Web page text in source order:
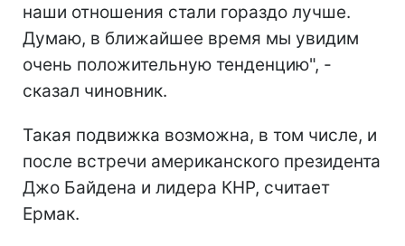
наши отношения стали гораздо лучше.
Думаю, в ближайшее время мы увидим
очень положительную тенденцию", -
сказал чиновник.
Такая подвижка возможна, в том числе, и
после встречи американского президента
Джо Байдена и лидера КНР, считает
Ермак.